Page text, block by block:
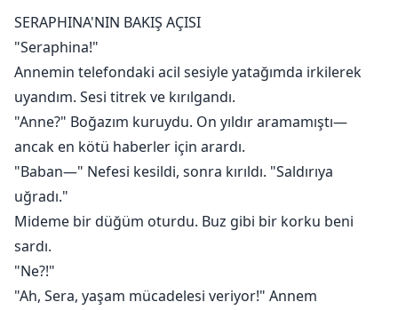
Kieran'ın hırlaması kemiklerimde yankılandı ve beni
duvara sıkıştırdı. Onun sıcaklığı katmanlarca kumaşın
arasından geçti.
"Ayrılmanın bu kadar kolay olduğunu mu sanıyorsun,
Seraphina?" Dişleri işaretlenmemiş boğazımın derisini
sıyırdı. "Sen. Benim. Sin."
Sıcak bir avuç içi uyluğumdan yukarı kaydı. "Sana
başka hiç kimse dokunamayacak."
"Seni sahiplenmen için on yılın vardı, Alfa." Dişlerimi
göstererek gülümsedim. "Yürüyüp giderken benim
olduğunu hatırlaman komik."
SERAPHINA'NIN BAKIŞ AÇISI
"Seraphina!"
Annemin telefondaki acil sesiyle yatağımda irkilerek
uyandım. Sesi titrek ve kırılgandı.
"Anne?" Boğazım kuruydu. On yıldır aramamıştı—
ancak en kötü haberler için arardı.
"Baban—" Nefesi kesildi, sonra kırıldı. "Saldırıya
uğradı."
Mideme bir düğüm oturdu. Buz gibi bir korku beni
sardı.
"Ne?!"
"Ah, Sera, yaşam mücadelesi veriyor!" Annem